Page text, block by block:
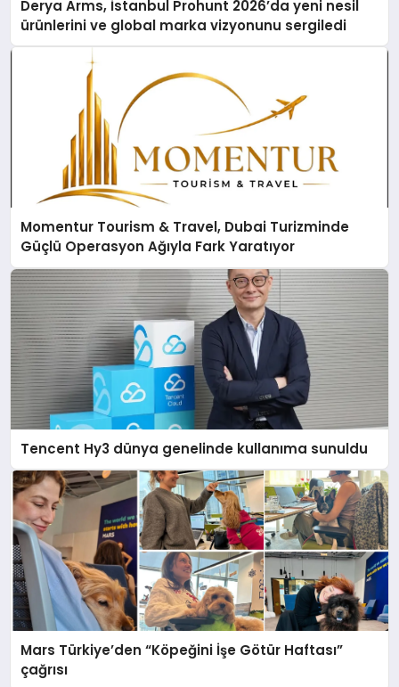
Derya Arms, İstanbul Prohunt 2026’da yeni nesil
ürünlerini ve global marka vizyonunu sergiledi
Momentur Tourism & Travel, Dubai Turizminde
Güçlü Operasyon Ağıyla Fark Yaratıyor
Tencent Hy3 dünya genelinde kullanıma sunuldu
Mars Türkiye’den “Köpeğini İşe Götür Haftası”
çağrısı